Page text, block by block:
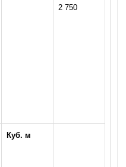
2 750
Куб. м